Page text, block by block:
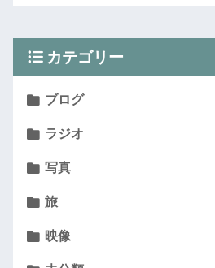
カテゴリー
ブログ
ラジオ
写真
旅
映像